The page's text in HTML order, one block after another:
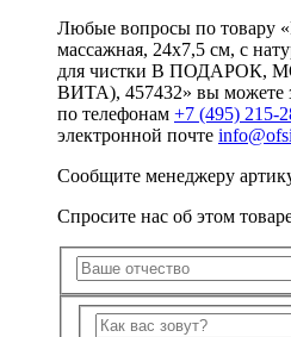
Любые вопросы по товару
массажная, 24x7,5 см, с
для чистки В ПОДАРОК,
ВИТА), 457432» вы можете
по телефонам +7 (495) 215-
электронной почте
Сообщите менеджеру
Спросите нас об этом